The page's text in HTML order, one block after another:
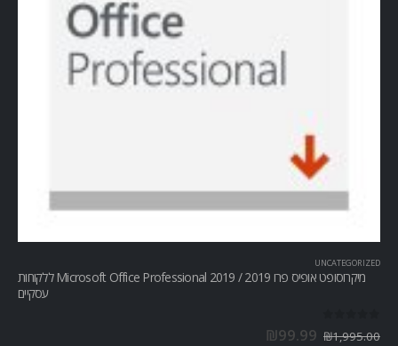
UNCATEGORIZED
מיקרוסופט אופיס פרו Microsoft Office Professional 2019 / 2019 ללקוחות
עסקיים
₪1,995.00
₪99.99